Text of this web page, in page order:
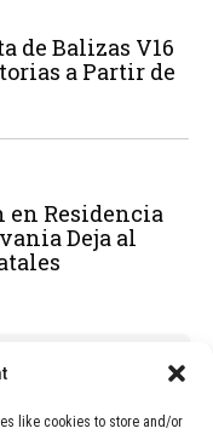
like cookies to store and/or
de Balizas V16
a Partir de
en Residencia
Deja al